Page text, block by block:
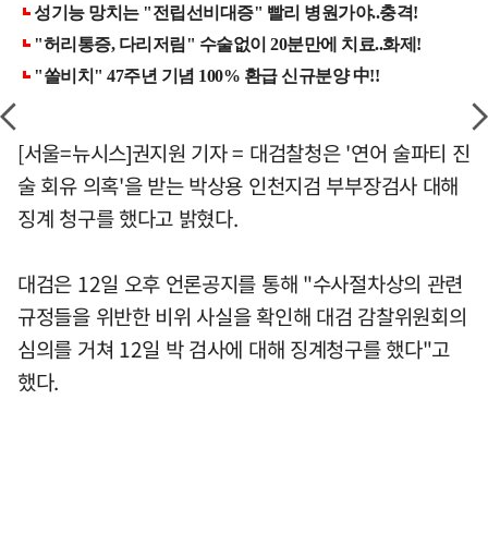
[서울=뉴시스]권지원 기자 = 대검찰청은 '연어 술파티 진
술 회유 의혹'을 받는 박상용 인천지검 부부장검사 대해
징계 청구를 했다고 밝혔다.
대검은 12일 오후 언론공지를 통해 "수사절차상의 관련
규정들을 위반한 비위 사실을 확인해 대검 감찰위원회의
심의를 거쳐 12일 박 검사에 대해 징계청구를 했다"고
했다.